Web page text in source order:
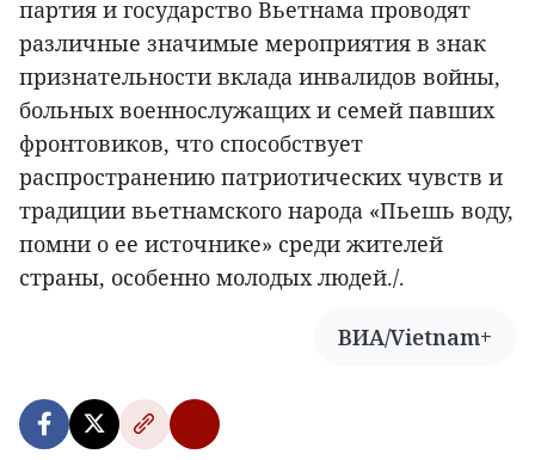
партия и государство Вьетнама проводят
различные значимые мероприятия в знак
признательности вклада инвалидов войны,
больных военнослужащих и семей павших
фронтовиков, что способствует
распространению патриотических чувств и
традиции вьетнамского народа «Пьешь воду,
помни о ее источнике» среди жителей
страны, особенно молодых людей./.
ВИА/Vietnam+